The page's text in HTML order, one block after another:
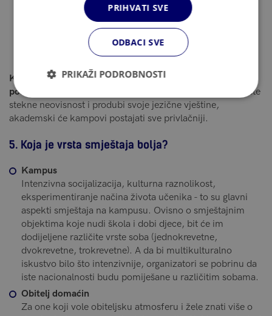
postoji i opcija dnevnog kampa (djeca sudjeluju u
tečajevima i dnevnim aktivnostima na kampusu, te
popodne ili navečer, preuzimaju ih roditelji i dovode
sutradan ujutro natrag na kampus), ali i prilika da kod
Klasična shema je da će prve godine otići na grupni
polazak, a sljedeće godine na individualni.
A tada, što dijete
stekne neovisnost i produbi svoje jezične vještine,
akademski će kampovi postajati sve privlačniji.
5. Koja je vrsta smještaja bolja?
Kampus
Intenzivna socijalizacija, kulturna raznolikost,
eksperimentiranje načina života učenika - to su glavni
aspekti smještaja na kampusu. Ovisno o smještajnim
objektima koje nudi škola i dobi djece, bit će im
dodijeljene različite vrste soba (jednokrevetne,
dvokrevetne, trokrevetne). A da bi multikulturalno
iskustvo bilo što intenzivnije, organizatori se pobrinu da
iste nacionalnosti budu pomiješane u različitim sobama.
Obitelj domaćin
Za one koji vole obiteljsku atmosferu i žele znati više o
PRIHVATI SVE
ODBACI SVE
PRIKAŽI PODROBNOSTI